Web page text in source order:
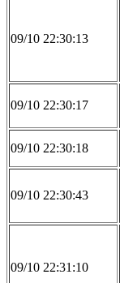
09/10 22:30:13
09/10 22:30:17
09/10 22:30:18
09/10 22:30:43
09/10 22:31:10